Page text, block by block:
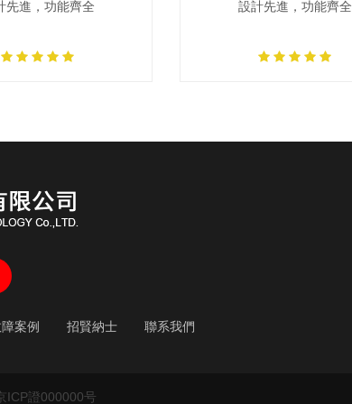
先進，功能齊全 設計先進，功能齊全
案例 招賢納士 聯系我們
ICP證000000号
總機：0591-83302478
708 售後服務
201 商務支持